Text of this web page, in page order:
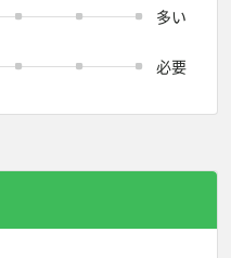
多い
必要